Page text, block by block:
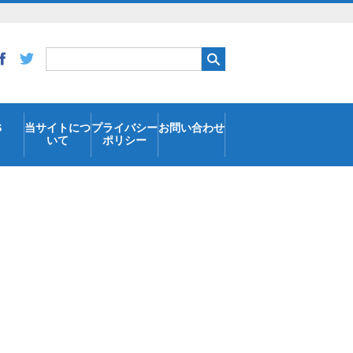
当サイトにつ
いて
プライバシー
ポリシー
お問い合わせ